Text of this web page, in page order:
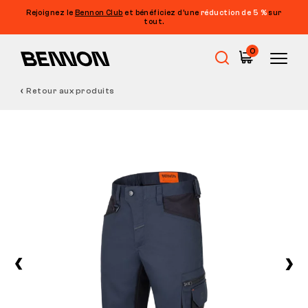
Rejoignez le Bennon Club et bénéficiez d’une réduction de 5 %sur
tout.
0
Chaussures de loisirs
Retour aux produits